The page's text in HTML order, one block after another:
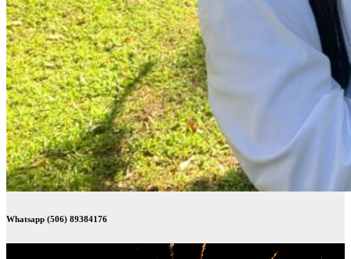
Whatsapp (506) 89384176